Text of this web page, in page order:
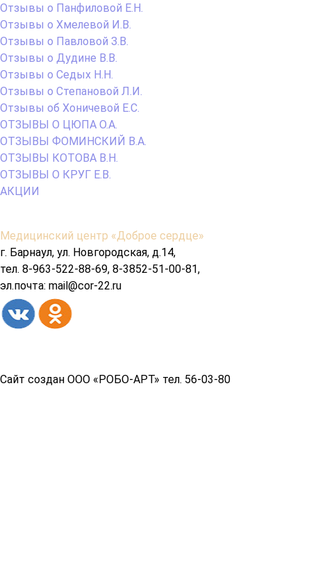
Отзывы о Панфиловой Е.Н.
Отзывы о Хмелевой И.В.
Отзывы о Павловой З.В.
Отзывы о Дудине В.В.
Отзывы о Седых Н.Н.
Отзывы о Степановой Л.И.
Отзывы об Хоничевой Е.С.
ОТЗЫВЫ О ЦЮПА О.А.
ОТЗЫВЫ ФОМИНСКИЙ В.А.
ОТЗЫВЫ КОТОВА В.Н.
ОТЗЫВЫ О КРУГ Е.В.
АКЦИИ
Содержимое
подвала
Медицинский центр «Доброе сердце»
г. Барнаул, ул. Новгородская, д.14,
тел. 8-963-522-88-69, 8-3852-51-00-81,
эл.почта: mail@cor-22.ru
Сайт создан ООО «РОБО-АРТ» тел. 56-03-80